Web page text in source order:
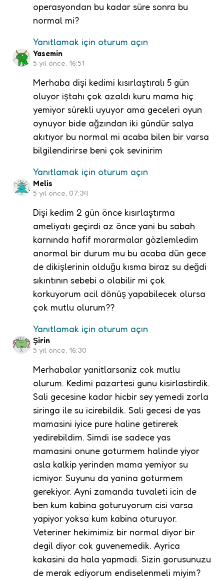
operasyondan bu kadar süre sonra bu
normal mi?
Yanıtlamak için oturum açın
Yasemin
5 yıl önce, 16:51
Merhaba dişi kedimi kısırlaştıralı 5 gün
oluyor iştahı çok azaldı kuru mama hiç
yemiyor sürekli uyuyor ama geceleri oyun
oynuyor bide ağzından iki gündür salya
akıtıyor bu normal mi acaba bilen bir varsa
bilgilendirirse beni çok sevinirim
Yanıtlamak için oturum açın
Melis
5 yıl önce, 07:34
Dişi kedim 2 gün önce kısırlaştırma
ameliyatı geçirdi az önce yani bu sabah
karnında hafif morarmalar gözlemledim
anormal bir durum mu bu acaba dün gece
de dikişlerinin olduğu kısma biraz su değdi
sıkıntının sebebi o olabilir mi çok
korkuyorum acil dönüş yapabilecek olursa
çok mutlu olurum??
Yanıtlamak için oturum açın
Şirin
5 yıl önce, 16:30
Merhabalar yanitlarsaniz cok mutlu
olurum. Kedimi pazartesi gunu kisirlastirdik.
Sali gecesine kadar hicbir sey yemedi zorla
siringa ile su icirebildik. Sali gecesi de yas
mamasini iyice pure haline getirerek
yedirebildim. Simdi ise sadece yas
mamasini onune goturmem halinde yiyor
asla kalkip yerinden mama yemiyor su
icmiyor. Suyunu da yanina goturmem
gerekiyor. Ayni zamanda tuvaleti icin de
ben kum kabina goturuyorum cisi varsa
yapiyor yoksa kum kabina oturuyor.
Veteriner hekimimiz bir normal diyor bir
degil diyor cok guvenemedik. Ayrica
kakasini da hala yapmadi. Sizin gorusunuzu
de merak ediyorum endiselenmeli miyim?